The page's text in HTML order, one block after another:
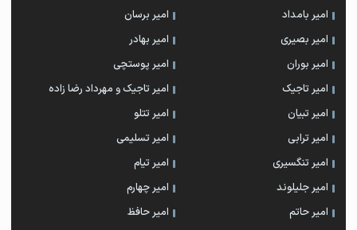
امیر بامداد
امیر برسان
امیر بصیری
امیر بهادر
امیر بوران
امیر پوستچی
امیر تاجیک
امیر تاجیک و مهرداد رضا زاده
امیر تبیان
امیر تتلو
امیر ترابی
امیر تسلیمی
امیر تنگسیری
امیر تیام
امیر جلیلوند
امیر چهارم
امیر حاتم
امیر حافظ